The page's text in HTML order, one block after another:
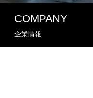
COMPANY
企業情報